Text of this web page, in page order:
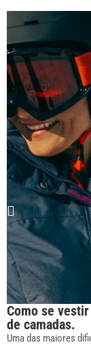
Como se
de camadas.
Uma das maiores